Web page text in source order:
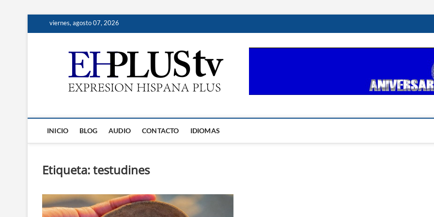
viernes, agosto 07, 2026
INICIO BLOG AUDIO CONTACTO IDIOMAS
Etiqueta:testudines